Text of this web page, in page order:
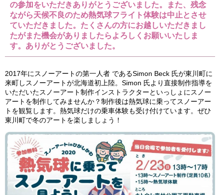
の参加をいただきありがとうございました。また、残念
ながら天候不良のため熱気球フライト体験は中止とさせ
ていただきました。たくさんの方にお越しいただきまし
たがまた機会がありましたらよろしくお願いいたしま
す。ありがとうございました。
2017年にスノーアートの第一人者 であるSimon Beck 氏が東川町に
来町しスノーアートが北海道初上陸。Simon 氏より直接制作指導を
いただいたスノーアート制作インストラクターといっしょにスノー
アートを制作してみませんか？制作後は熱気球に乗ってスノーアー
トを観覧します。熱気球だけの乗車体験も受け付けています。ぜひ
東川町で冬のアートを楽しましょう！